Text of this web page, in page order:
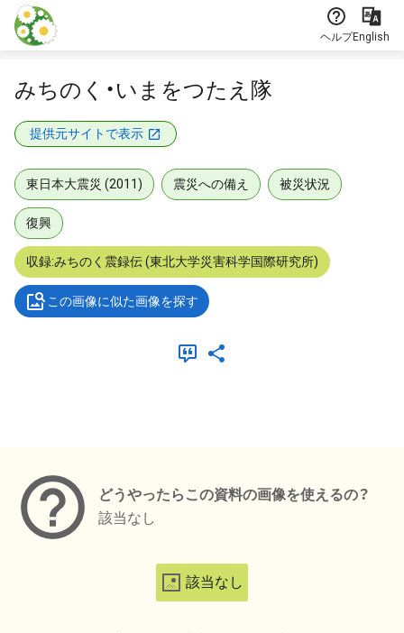
本文に飛ぶ
ヘルプEnglish
みちのく・いまをつたえ隊
提供元サイトで表示
東日本大震災 (2011) 震災への備え 被災状況
復興
収録:みちのく震録伝 (東北大学災害科学国際研究所)
この画像に似た画像を探す
どうやったらこの資料の画像を使えるの？
該当なし
該当なし